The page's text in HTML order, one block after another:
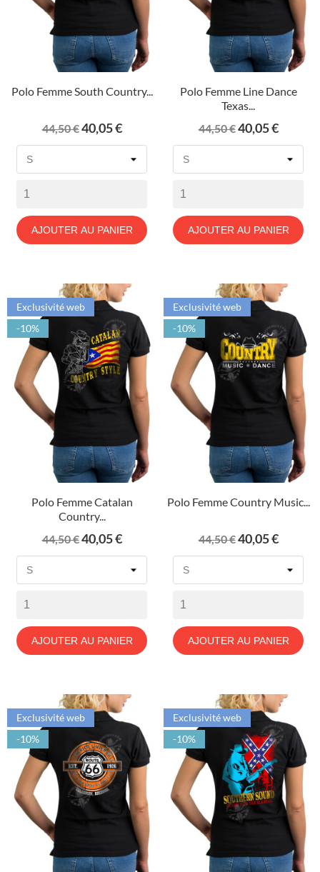
Polo Femme South Country...
Prix
de
44,50 €Prix
40,05 €
AJOUTER AU PANIER
Polo Femme Line Dance
Texas...
Prix
de
44,50 €Prix
40,05 €
AJOUTER AU PANIER
Polo Femme Catalan
Country...
Prix
de
44,50 €Prix
40,05 €
AJOUTER AU PANIER
Exclusivité web
-10%
Polo Femme Country Music...
Prix
de
44,50 €Prix
40,05 €
AJOUTER AU PANIER
Exclusivité web
-10%
Exclusivité web
-10%
Exclusivité web
-10%